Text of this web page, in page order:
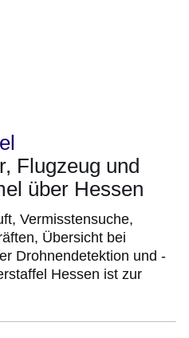
Flugzeug und
über Hessen
Vermisstensuche,
Übersicht bei
Drohnendetektion und -
Hessen ist zur